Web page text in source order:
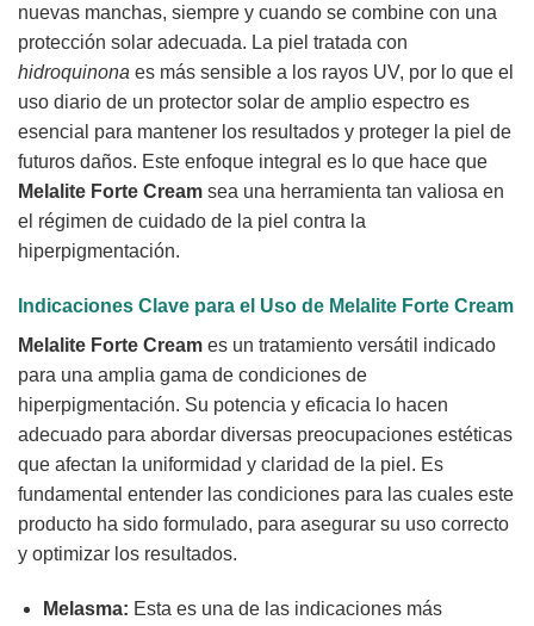
nuevas manchas, siempre y cuando se combine con una
protección solar adecuada. La piel tratada con
hidroquinona es más sensible a los rayos UV, por lo que el
uso diario de un protector solar de amplio espectro es
esencial para mantener los resultados y proteger la piel de
futuros daños. Este enfoque integral es lo que hace que
Melalite Forte Cream sea una herramienta tan valiosa en
el régimen de cuidado de la piel contra la
hiperpigmentación.
Indicaciones Clave para el Uso de Melalite Forte Cream
Melalite Forte Cream es un tratamiento versátil indicado
para una amplia gama de condiciones de
hiperpigmentación. Su potencia y eficacia lo hacen
adecuado para abordar diversas preocupaciones estéticas
que afectan la uniformidad y claridad de la piel. Es
fundamental entender las condiciones para las cuales este
producto ha sido formulado, para asegurar su uso correcto
y optimizar los resultados.
Melasma: Esta es una de las indicaciones más